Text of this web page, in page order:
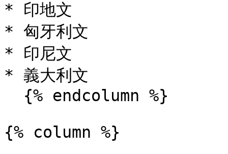
* 印地文
* 匈牙利文
* 印尼文
* 義大利文
{% column %}